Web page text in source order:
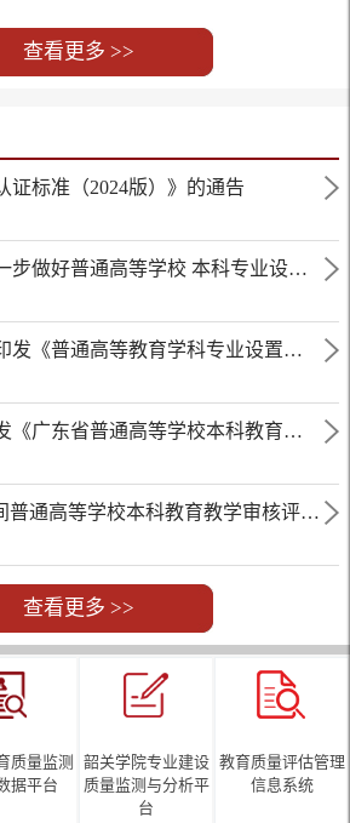
查看更多 >>
证标准（2024版）》的通告
教育部办公厅关于进一步做好普通高等学校 本科专业设置工作的通知
教育部等五部门关于印发《普通高等教育学科专业设置调整优化改革方案》的通知
广东省教育厅关于印发《广东省普通高等学校本科教育教学审核评估实施方案（2021-2025年）》的通知
关于做好“十四五”期间普通高等学校本科教育教学审核评估工作的通知
查看更多 >>
质量监测
据平台
韶关学院专业建设
质量监测与分析平
台
教育质量评估管理
信息系统